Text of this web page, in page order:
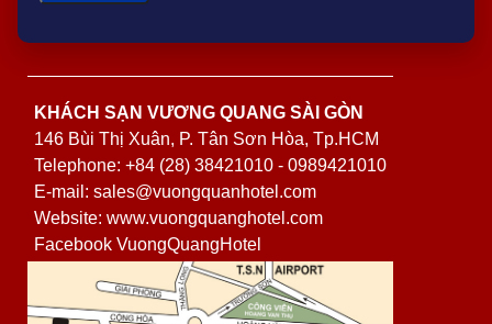
KHÁCH SẠN VƯƠNG QUANG SÀI GÒN
146 Bùi Thị Xuân, P. Tân Sơn Hòa, Tp.HCM
Telephone: +84 (28) 38421010 - 0989421010
E-mail: sales@vuongquanhotel.com
Website: www.vuongquanghotel.com
Facebook VuongQuangHotel